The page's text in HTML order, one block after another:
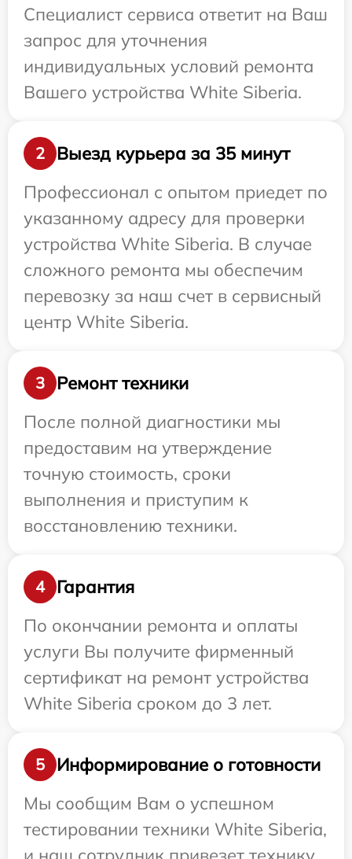
Специалист сервиса ответит на Ваш
запрос для уточнения
индивидуальных условий ремонта
Вашего устройства White Siberia.
2
Выезд курьера за 35 минут
Профессионал с опытом приедет по
указанному адресу для проверки
устройства White Siberia. В случае
сложного ремонта мы обеспечим
перевозку за наш счет в сервисный
центр White Siberia.
3
Ремонт техники
После полной диагностики мы
предоставим на утверждение
точную стоимость, сроки
выполнения и приступим к
восстановлению техники.
4
Гарантия
По окончании ремонта и оплаты
услуги Вы получите фирменный
сертификат на ремонт устройства
White Siberia сроком до 3 лет.
5
Информирование о готовности
Мы сообщим Вам о успешном
тестировании техники White Siberia,